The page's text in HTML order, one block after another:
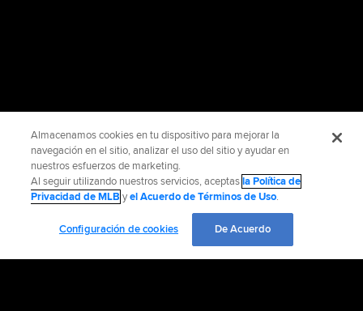
Almacenamos cookies en tu dispositivo para mejorar la
navegación en el sitio, analizar el uso del sitio y ayudar en
nuestros esfuerzos de marketing.
Al seguir utilizando nuestros servicios, aceptasla Política de
Privacidad de MLB yel Acuerdo de Términos de Uso.
Configuración de cookies De Acuerdo